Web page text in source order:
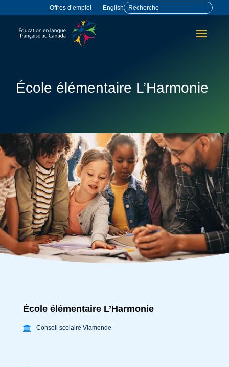
Offres d’emploi English
École élémentaire L’Harmonie
École élémentaire L’Harmonie
Conseil scolaire Viamonde